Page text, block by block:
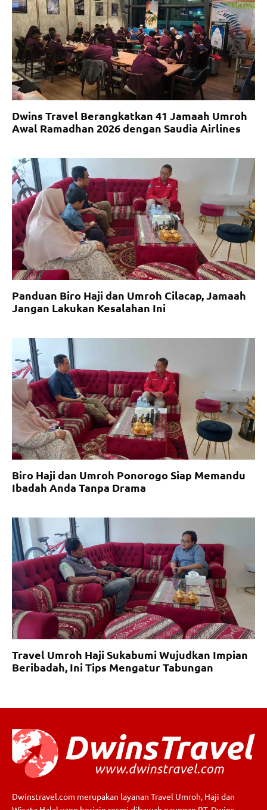
Dwins Travel Berangkatkan 41 Jamaah Umroh
Awal Ramadhan 2026 dengan Saudia Airlines
Panduan Biro Haji dan Umroh Cilacap, Jamaah
Jangan Lakukan Kesalahan Ini
Biro Haji dan Umroh Ponorogo Siap Memandu
Ibadah Anda Tanpa Drama
Travel Umroh Haji Sukabumi Wujudkan Impian
Beribadah, Ini Tips Mengatur Tabungan
Dwinstravel.com merupakan layanan Travel Umroh, Haji dan